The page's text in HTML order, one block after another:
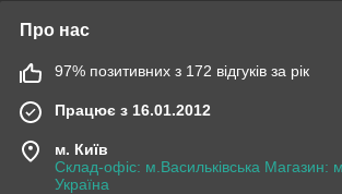
Про нас
97% позитивних з 172 відгуків за рік
Працює з 16.01.2012
м. Київ
Склад-офіс: м.Васильківська Магазин:
Україна